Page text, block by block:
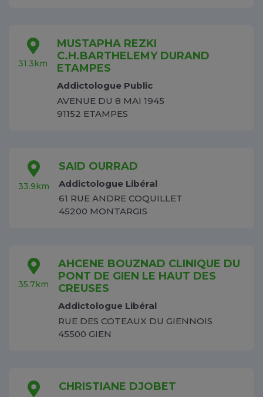
31.3km
MUSTAPHA REZKI
C.H.BARTHELEMY DURAND
ETAMPES
Addictologue Public
AVENUE DU 8 MAI 1945
91152 ETAMPES
33.9km
SAID OURRAD
Addictologue Libéral
61 RUE ANDRE COQUILLET
45200 MONTARGIS
35.7km
AHCENE BOUZNAD CLINIQUE DU
PONT DE GIEN LE HAUT DES
CREUSES
Addictologue Libéral
RUE DES COTEAUX DU GIENNOIS
45500 GIEN
CHRISTIANE DJOBET